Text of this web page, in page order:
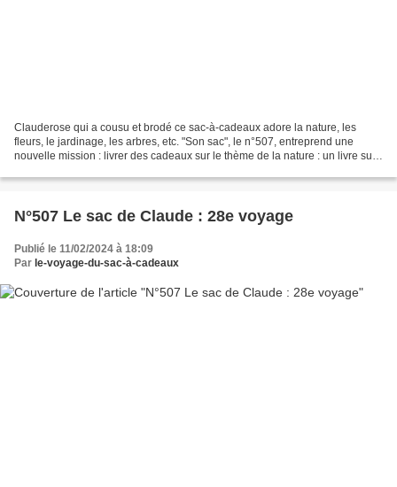
Clauderose qui a cousu et brodé ce sac-à-cadeaux adore la nature, les
fleurs, le jardinage, les arbres, etc. "Son sac", le n°507, entreprend une
nouvelle mission : livrer des cadeaux sur le thème de la nature : un livre sur
N°507 Le sac de Claude : 28e voyage
Publié le 11/02/2024 à 18:09
Par le-voyage-du-sac-à-cadeaux